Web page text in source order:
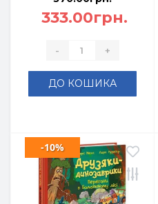
333.00грн.
- +
ДО КОШИКА
-10%